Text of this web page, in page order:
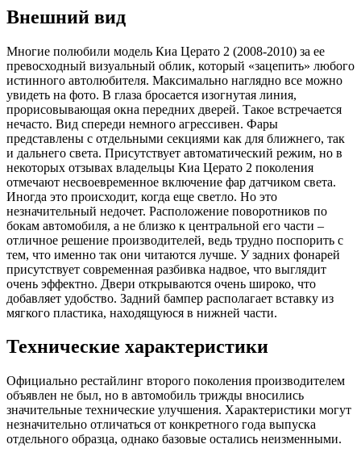
Внешний вид
Многие полюбили модель Киа Церато 2 (2008-2010) за ее
превосходный визуальный облик, который «зацепить» любого
истинного автолюбителя. Максимально наглядно все можно
увидеть на фото. В глаза бросается изогнутая линия,
прорисовывающая окна передних дверей. Такое встречается
нечасто. Вид спереди немного агрессивен. Фары
представлены с отдельными секциями как для ближнего, так
и дальнего света. Присутствует автоматический режим, но в
некоторых отзывах владельцы Киа Церато 2 поколения
отмечают несвоевременное включение фар датчиком света.
Иногда это происходит, когда еще светло. Но это
незначительный недочет. Расположение поворотников по
бокам автомобиля, а не близко к центральной его части –
отличное решение производителей, ведь трудно поспорить с
тем, что именно так они читаются лучше. У задних фонарей
присутствует современная разбивка надвое, что выглядит
очень эффектно. Двери открываются очень широко, что
добавляет удобство. Задний бампер располагает вставку из
мягкого пластика, находящуюся в нижней части.
Технические характеристики
Официально рестайлинг второго поколения производителем
объявлен не был, но в автомобиль трижды вносились
значительные технические улучшения. Характеристики могут
незначительно отличаться от конкретного года выпуска
отдельного образца, однако базовые остались неизменными.